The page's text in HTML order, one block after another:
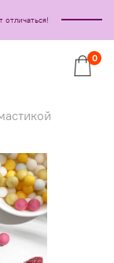
отличаться!
0